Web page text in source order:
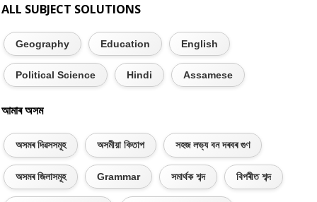
ALL SUBJECT SOLUTIONS
Geography Education English
Political Science Hindi Assamese
আমাৰ অসম
অসমৰ দিৱসসমূহ অসমীয়া কিতাপ সহজ লভ্য বন দৰবৰ গুণ
অসমৰ জিলাসমূহ Grammar সমাৰ্থক শব্দ বিপৰীত শব্দ